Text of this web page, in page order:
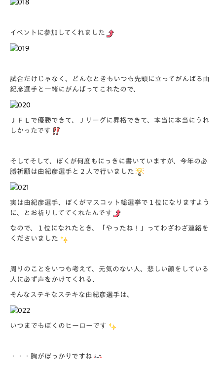
イベントに参加してくれました
試合だけじゃなく、どんなときもいつも先頭に立ってがんばる由
紀彦選手と一緒にがんばってこれたので、
ＪＦＬで優勝できて、Ｊリーグに昇格できて、本当に本当にうれ
しかったです
そしてそして、ぼくが何度もにっきに書いていますが、今年の必
勝祈願は由紀彦選手と２人で行いました
実は由紀彦選手、ぼくがマスコット総選挙で１位になりますよう
に、とお祈りしててくれたんです
なので、１位になれたとき、「やったね！
」ってわざわざ連絡を
くださいました
周りのことをいつも考えて、元気のない人、悲しい顔をしている
人に必ず声をかけてくれる、
そんなステキなステキな由紀彦選手は、
いつまでもぼくのヒーローです
・・・胸がぽっかりですね